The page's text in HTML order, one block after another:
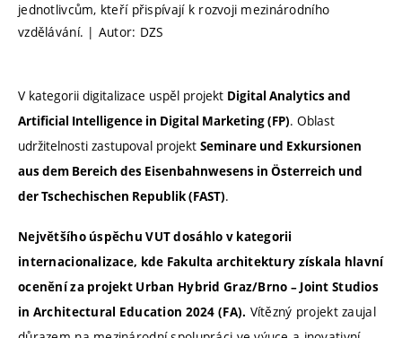
jednotlivcům, kteří přispívají k rozvoji mezinárodního
vzdělávání. | Autor: DZS
V kategorii digitalizace uspěl projekt Digital Analytics and
Artificial Intelligence in Digital Marketing (FP). Oblast
udržitelnosti zastupoval projekt Seminare und Exkursionen
aus dem Bereich des Eisenbahnwesens in Österreich und
der Tschechischen Republik (FAST).
Největšího úspěchu VUT dosáhlo v kategorii
internacionalizace, kde Fakulta architektury získala hlavní
ocenění za projekt Urban Hybrid Graz/Brno – Joint Studios
in Architectural Education 2024 (FA). Vítězný projekt zaujal